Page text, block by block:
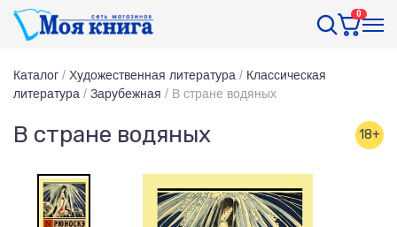
0
Каталог / Художественная литература / Классическая
литература / Зарубежная / В стране водяных
В стране водяных 18+